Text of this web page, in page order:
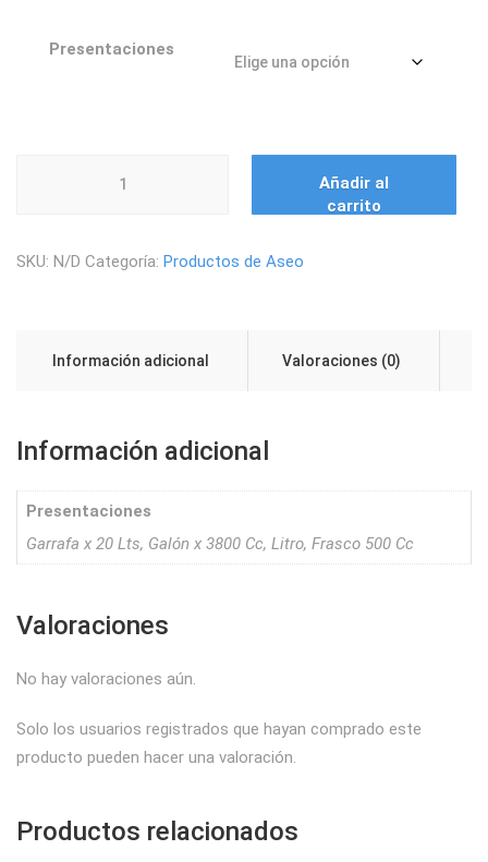
Presentaciones
Añadir al
carrito
SKU: N/D Categoría: Productos de Aseo
Información adicional Valoraciones (0)
Información adicional
Presentaciones
Garrafa x 20 Lts, Galón x 3800 Cc, Litro, Frasco 500 Cc
Valoraciones
No hay valoraciones aún.
Solo los usuarios registrados que hayan comprado este
producto pueden hacer una valoración.
Productos relacionados